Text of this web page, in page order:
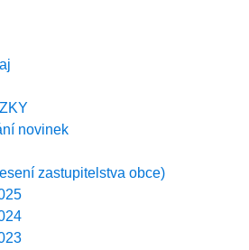
novinek
zastupitelstva obce)